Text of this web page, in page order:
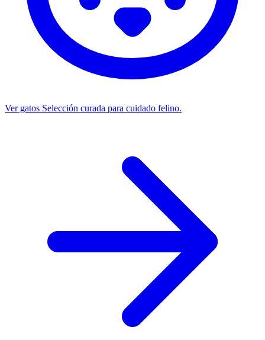
Ver gatos Selección curada para cuidado felino.